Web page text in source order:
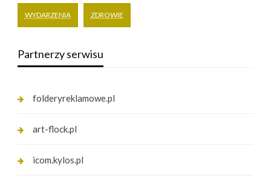
WYDARZENIA ZDROWIE
Partnerzy serwisu
folderyreklamowe.pl
art-flock.pl
icom.kylos.pl